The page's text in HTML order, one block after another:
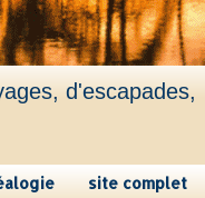
d'escapades,
site complet